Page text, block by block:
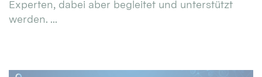
Experten, dabei aber begleitet und unterstützt
werden. ...